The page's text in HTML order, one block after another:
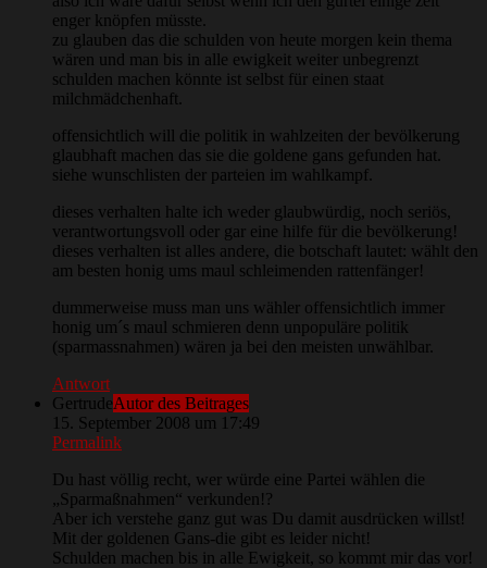
enger knöpfen müsste.
zu glauben das die schulden von heute morgen kein thema
wären und man bis in alle ewigkeit weiter unbegrenzt
schulden machen könnte ist selbst für einen staat
milchmädchenhaft.
offensichtlich will die politik in wahlzeiten der bevölkerung
glaubhaft machen das sie die goldene gans gefunden hat.
siehe wunschlisten der parteien im wahlkampf.
dieses verhalten halte ich weder glaubwürdig, noch seriös,
verantwortungsvoll oder gar eine hilfe für die bevölkerung!
dieses verhalten ist alles andere, die botschaft lautet: wählt den
am besten honig ums maul schleimenden rattenfänger!
dummerweise muss man uns wähler offensichtlich immer
honig um´s maul schmieren denn unpopuläre politik
(sparmassnahmen) wären ja bei den meisten unwählbar.
Antwort
GertrudeAutor des Beitrages
15. September 2008 um 17:49
Permalink
Du hast völlig recht, wer würde eine Partei wählen die
„Sparmaßnahmen“ verkunden!?
Aber ich verstehe ganz gut was Du damit ausdrücken willst!
Mit der goldenen Gans-die gibt es leider nicht!
Schulden machen bis in alle Ewigkeit, so kommt mir das vor!